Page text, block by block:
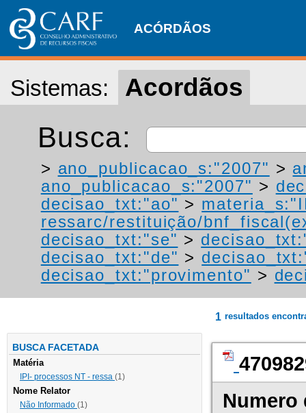
ACÓRDÃOS
Sistemas: Acordãos
Busca:
> ano_publicacao_s:"2007" >
ano_publicacao_s:"2007" >
decisao_txt:"ao" >
ressarc/restituição/
decisao_txt:"se" >
decisao_txt:"de" >
decisao_txt:"provimento" >
BUSCA FACETADA
Matéria
IPI- processos NT - ressa (1)
Nome Relator
Não Informado (1)
1 resultados
Numero